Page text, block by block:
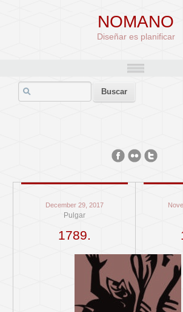
NOMANO
Diseñar es planificar
December 29, 2017
Pulgar
1789.